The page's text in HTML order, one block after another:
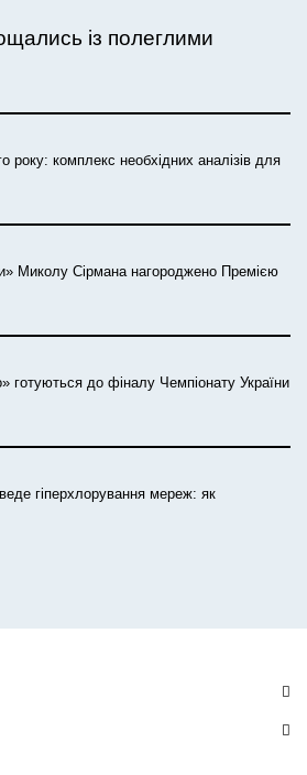
із полеглими
року: комплекс необхідних аналізів для
Миколу Сірмана нагороджено Премією
готуються до фіналу Чемпіонату України
гіперхлорування мереж: як